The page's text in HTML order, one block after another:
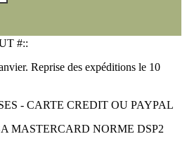
#::
Reprise des expéditions le 10
- CARTE CREDIT OU PAYPAL
MASTERCARD NORME DSP2